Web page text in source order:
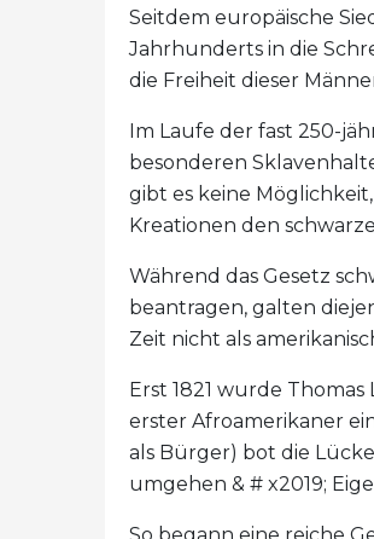
Seitdem europäische
Jahrhunderts in die
die Freiheit dieser
Im Laufe der fast 250-
besonderen
gibt es keine
Kreationen den
Während das Gesetz
beantragen, galten
Zeit nicht als
Erst 1821 wurde Thomas
erster Afroamerikaner
als Bürger) bot die
umgehen & # x2019;